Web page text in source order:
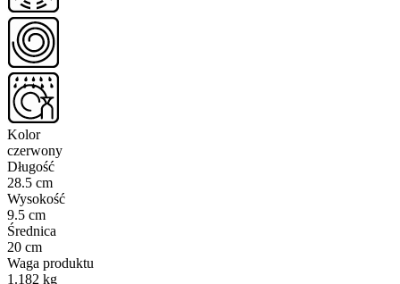
Kolor
czerwony
Długość
28.5 cm
Wysokość
9.5 cm
Średnica
20 cm
Waga produktu
1.182 kg